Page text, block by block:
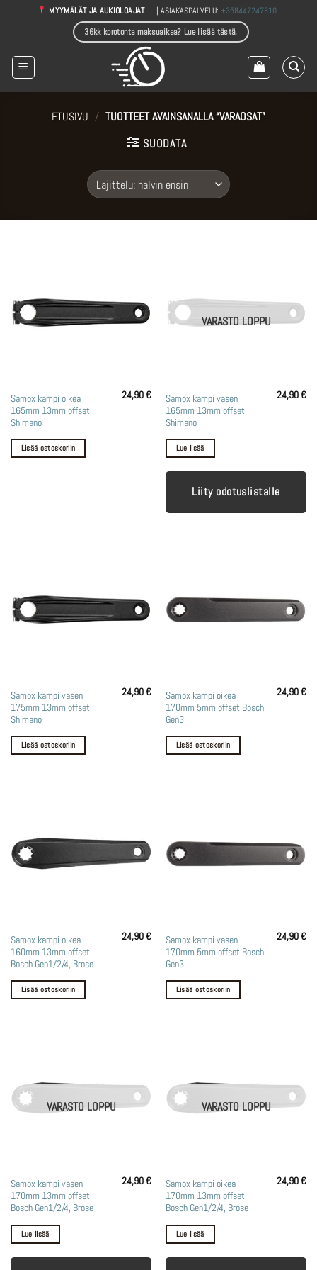
MYYMÄLÄT JA AUKIOLOAJAT | ASIAKASPALVELU:+358447247810
36kk korotonta maksuaikaa? Lue lisää tästä.
ETUSIVU / TUOTTEET AVAINSANALLA “VARAOSAT”
SUODATA
Samox kampi oikea
165mm 13mm offset
Shimano
24,90€
Lisää ostoskoriin
VARASTO LOPPU
Samox kampi vasen
165mm 13mm offset
Shimano
24,90€
Lue lisää
Liity odotuslistalle
Samox kampi vasen
175mm 13mm offset
Shimano
24,90€
Lisää ostoskoriin
Samox kampi oikea
170mm 5mm offset Bosch
Gen3
24,90€
Lisää ostoskoriin
Samox kampi oikea
160mm 13mm offset
Bosch Gen1/2/4, Brose
24,90€
Lisää ostoskoriin
Samox kampi vasen
170mm 5mm offset Bosch
Gen3
24,90€
Lisää ostoskoriin
VARASTO LOPPU
Samox kampi vasen
170mm 13mm offset
Bosch Gen1/2/4, Brose
24,90€
Lue lisää
VARASTO LOPPU
Samox kampi oikea
170mm 13mm offset
Bosch Gen1/2/4, Brose
24,90€
Lue lisää